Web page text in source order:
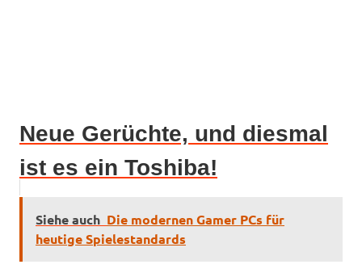
Neue Gerüchte, und diesmal
ist es ein Toshiba!
Siehe auch Die modernen Gamer PCs für
heutige Spielestandards